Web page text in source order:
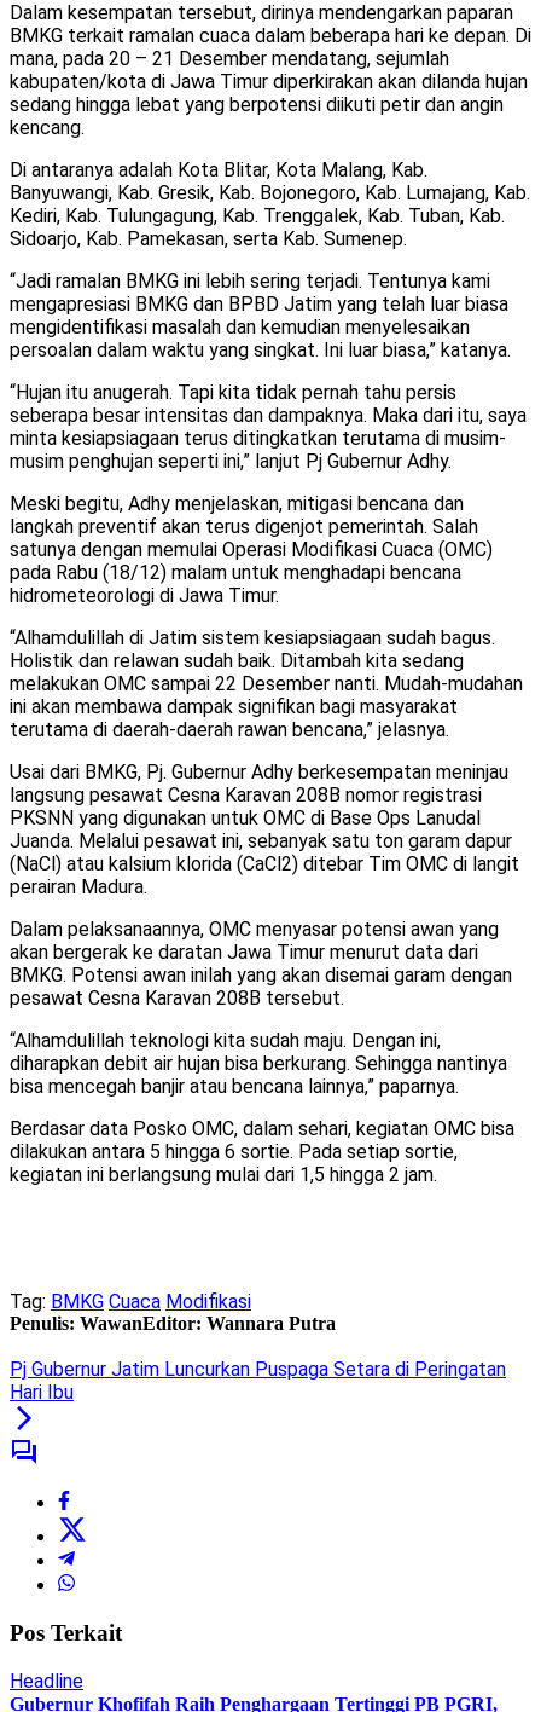
Dalam kesempatan tersebut, dirinya mendengarkan paparan
BMKG terkait ramalan cuaca dalam beberapa hari ke depan. Di
mana, pada 20 – 21 Desember mendatang, sejumlah
kabupaten/kota di Jawa Timur diperkirakan akan dilanda hujan
sedang hingga lebat yang berpotensi diikuti petir dan angin
kencang.
Di antaranya adalah Kota Blitar, Kota Malang, Kab.
Banyuwangi, Kab. Gresik, Kab. Bojonegoro, Kab. Lumajang, Kab.
Kediri, Kab. Tulungagung, Kab. Trenggalek, Kab. Tuban, Kab.
Sidoarjo, Kab. Pamekasan, serta Kab. Sumenep.
“Jadi ramalan BMKG ini lebih sering terjadi. Tentunya kami
mengapresiasi BMKG dan BPBD Jatim yang telah luar biasa
mengidentifikasi masalah dan kemudian menyelesaikan
persoalan dalam waktu yang singkat. Ini luar biasa,” katanya.
“Hujan itu anugerah. Tapi kita tidak pernah tahu persis
seberapa besar intensitas dan dampaknya. Maka dari itu, saya
minta kesiapsiagaan terus ditingkatkan terutama di musim-
musim penghujan seperti ini,” lanjut Pj Gubernur Adhy.
Meski begitu, Adhy menjelaskan, mitigasi bencana dan
langkah preventif akan terus digenjot pemerintah. Salah
satunya dengan memulai Operasi Modifikasi Cuaca (OMC)
pada Rabu (18/12) malam untuk menghadapi bencana
hidrometeorologi di Jawa Timur.
“Alhamdulillah di Jatim sistem kesiapsiagaan sudah bagus.
Holistik dan relawan sudah baik. Ditambah kita sedang
melakukan OMC sampai 22 Desember nanti. Mudah-mudahan
ini akan membawa dampak signifikan bagi masyarakat
terutama di daerah-daerah rawan bencana,” jelasnya.
Usai dari BMKG, Pj. Gubernur Adhy berkesempatan meninjau
langsung pesawat Cesna Karavan 208B nomor registrasi
PKSNN yang digunakan untuk OMC di Base Ops Lanudal
Juanda. Melalui pesawat ini, sebanyak satu ton garam dapur
(NaCl) atau kalsium klorida (CaCl2) ditebar Tim OMC di langit
perairan Madura.
Dalam pelaksanaannya, OMC menyasar potensi awan yang
akan bergerak ke daratan Jawa Timur menurut data dari
BMKG. Potensi awan inilah yang akan disemai garam dengan
pesawat Cesna Karavan 208B tersebut.
“Alhamdulillah teknologi kita sudah maju. Dengan ini,
diharapkan debit air hujan bisa berkurang. Sehingga nantinya
bisa mencegah banjir atau bencana lainnya,” paparnya.
Berdasar data Posko OMC, dalam sehari, kegiatan OMC bisa
dilakukan antara 5 hingga 6 sortie. Pada setiap sortie,
kegiatan ini berlangsung mulai dari 1,5 hingga 2 jam.
Tag: BMKG Cuaca Modifikasi
Penulis: WawanEditor: Wannara Putra
Pj Gubernur Jatim Luncurkan Puspaga Setara di Peringatan
Hari Ibu
Pos Terkait
Headline
Gubernur Khofifah Raih Penghargaan Tertinggi PB PGRI,